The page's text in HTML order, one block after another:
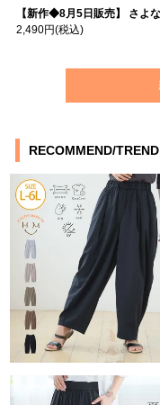
【新作◆8月5日販売】 さよなら猛暑 涼しさを着る 遮熱 接触冷感 吸水・速乾 五分袖 コンフォートメッシュ 配色レイヤード 風ゆる Tシャツ | 大きいサイズの通販なら
2,490円(税込)
RECOMMEND/